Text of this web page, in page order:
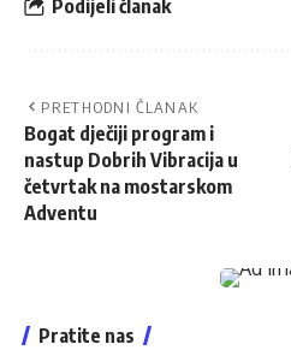
Podijeli članak
PRETHODNI ČLANAK
Bogat dječiji program i
nastup Dobrih Vibracija u
četvrtak na mostarskom
Adventu
Pratite nas